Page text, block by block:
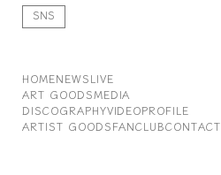
SNS
HOMENEWSLIVE
ART GOODSMEDIA
DISCOGRAPHYVIDEOPROFILE
ARTIST GOODSFANCLUBCONTACT